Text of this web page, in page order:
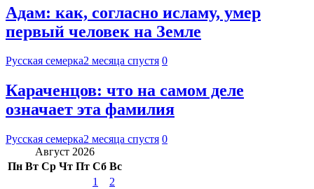
Адам: как, согласно исламу, умер
первый человек на Земле
Русская семерка2 месяца спустя 0
Караченцов: что на самом деле
означает эта фамилия
Русская семерка2 месяца спустя 0
Август 2026
Пн Вт Ср Чт Пт Сб Вс
1
2